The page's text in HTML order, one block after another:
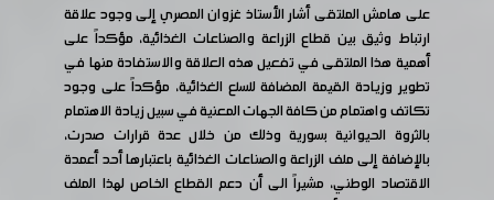
على هامش الملتقى أشار الأستاذ غزوان المصري إلى وجود علاقة
ارتباط وثيق بين قطاع الزراعة والصناعات الغذائية، مؤكداً على
أهمية هذا الملتقى في تفعيل هذه العلاقة والاستفادة منها في
تطوير وزيادة القيمة المضافة للسلع الغذائية، مؤكداً على وجود
تكاتف واهتمام من كافة الجهات المعنية في سبيل زيادة الاهتمام
بالثروة الحيوانية بسورية وذلك من خلال عدة قرارات صدرت،
بالإضافة إلى ملف الزراعة والصناعات الغذائية باعتبارها أحد أعمدة
الاقتصاد الوطني، مشيراً الى أن دعم القطاع الخاص لهذا الملف